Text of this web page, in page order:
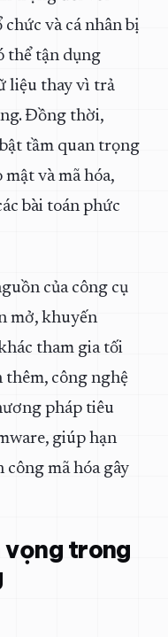
và cá nhân bị
thể tận dụng
liệu thay vì trả
Đồng thời,
tầm quan trọng
và mã hóa,
bài toán phức
của công cụ
mở, khuyến
tham gia tối
thêm, công nghệ
pháp tiêu
giúp hạn
công mã hóa gây
trong